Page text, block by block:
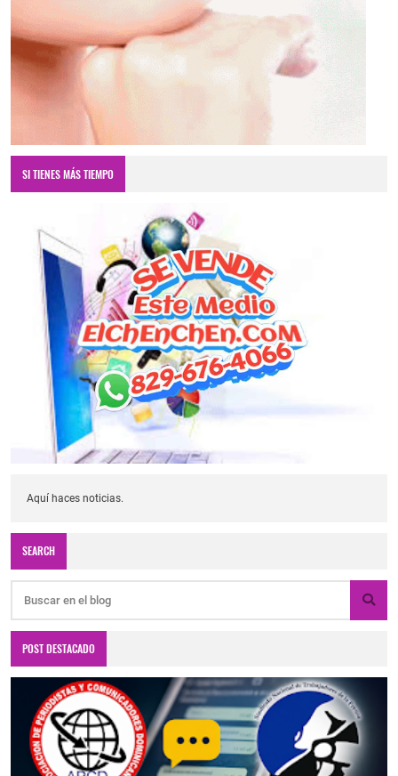
SI TIENES MÁS TIEMPO
Aquí haces noticias.
SEARCH
POST DESTACADO